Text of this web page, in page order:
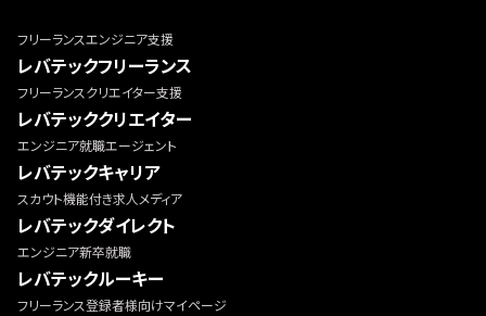
フリーランスエンジニア支援
レバテックフリーランス
フリーランスクリエイター支援
レバテッククリエイター
エンジニア就職エージェント
レバテックキャリア
スカウト機能付き求人メディア
レバテックダイレクト
エンジニア新卒就職
レバテックルーキー
フリーランス登録者様向けマイページ